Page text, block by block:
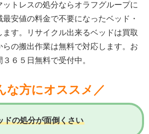
トレスの処分ならオラフグループに
安値の料金で不要になったベッド・
す。リサイクル出来るベッドは買取
らの搬出作業は無料で対応します。お
６５日無料で受付中。
な方にオススメ／
ドの処分が面倒くさい